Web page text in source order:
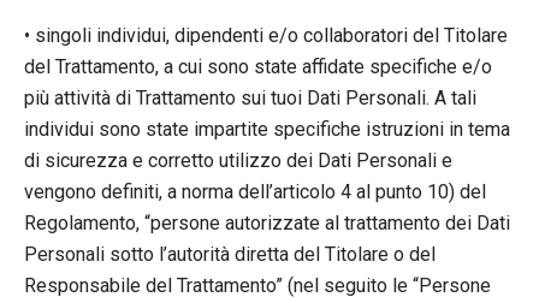
• singoli individui, dipendenti e/o collaboratori del Titolare
del Trattamento, a cui sono state affidate specifiche e/o
più attività di Trattamento sui tuoi Dati Personali. A tali
individui sono state impartite specifiche istruzioni in tema
di sicurezza e corretto utilizzo dei Dati Personali e
vengono definiti, a norma dell’articolo 4 al punto 10) del
Regolamento, “persone autorizzate al trattamento dei Dati
Personali sotto l’autorità diretta del Titolare o del
Responsabile del Trattamento” (nel seguito le “Persone